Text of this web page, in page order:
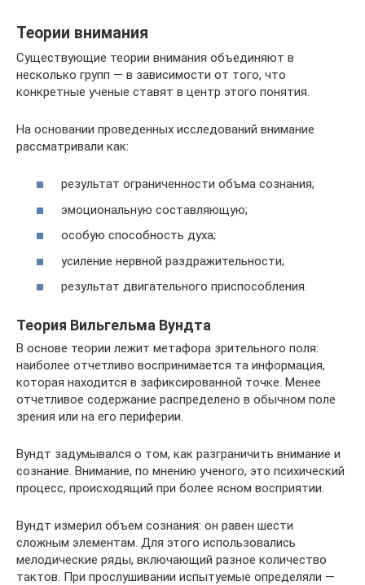
Теории внимания
Существующие теории внимания объединяют в
несколько групп — в зависимости от того, что
конкретные ученые ставят в центр этого понятия.
На основании проведенных исследований внимание
рассматривали как:
результат ограниченности объма сознания;
эмоциональную составляющую;
особую способность духа;
усиление нервной раздражительности;
результат двигательного приспособления.
Теория Вильгельма Вундта
В основе теории лежит метафора зрительного поля:
наиболее отчетливо воспринимается та информация,
которая находится в зафиксированной точке. Менее
отчетливое содержание распределено в обычном поле
зрения или на его периферии.
Вундт задумывался о том, как разграничить внимание и
сознание. Внимание, по мнению ученого, это психический
процесс, происходящий при более ясном восприятии.
Вундт измерил объем сознания: он равен шести
сложным элементам. Для этого использовались
мелодические ряды, включающий разное количество
тактов. При прослушивании испытуемые определяли —